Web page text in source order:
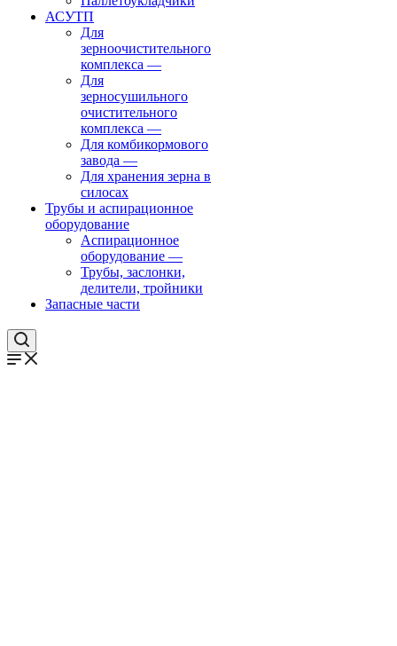
АСУТП
Для
зерноочистительного
комплекса —
Для
зерносушильного
очистительного
комплекса —
Для комбикормового
завода —
Для хранения зерна в
силосах
Трубы и аспирационное
оборудование
Аспирационное
оборудование —
Трубы, заслонки,
делители, тройники
Запасные части